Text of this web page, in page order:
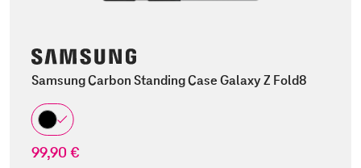
Samsung Carbon Standing Case Galaxy Z Fold8
99,90 €